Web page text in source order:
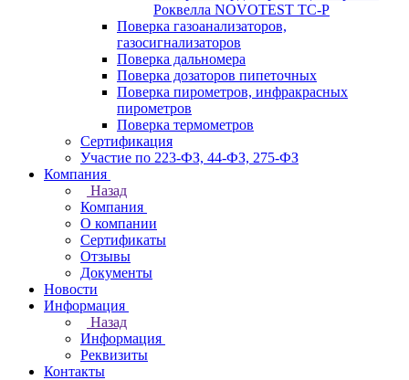
Роквелла NOVOTEST TС-Р
Поверка газоанализаторов,
газосигнализаторов
Поверка дальномера
Поверка дозаторов пипеточных
Поверка пирометров, инфракрасных
пирометров
Поверка термометров
Сертификация
Участие по 223-ФЗ, 44-ФЗ, 275-ФЗ
Компания
Назад
Компания
О компании
Сертификаты
Отзывы
Документы
Новости
Информация
Назад
Информация
Реквизиты
Контакты